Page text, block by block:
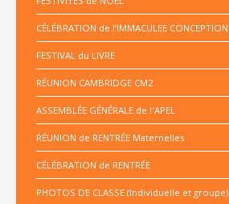
CÉLÉBRATION de l’IMMACULEE CONCEPTION
FESTIVAL du LIVRE
RÉUNION CAMBRIDGE CM2
ASSEMBLÉE GÉNÉRALE de l'APEL
RÉUNION de RENTRÉE Maternelles
CÉLÉBRATION de RENTRÉE
PHOTOS DE CLASSE (Individuelle et groupe)